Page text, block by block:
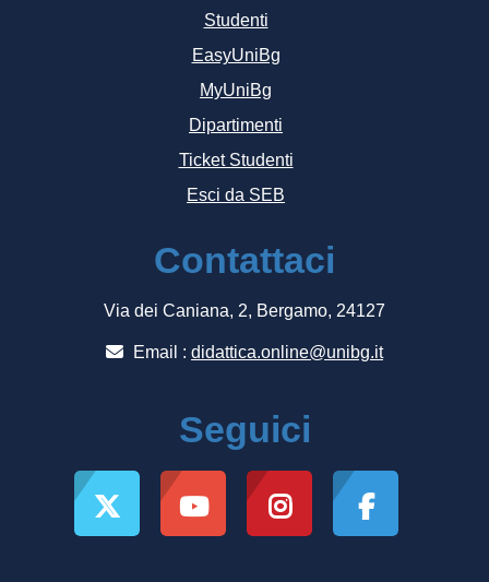
Studenti
EasyUniBg
MyUniBg
Dipartimenti
Ticket Studenti
Esci da SEB
Contattaci
Via dei Caniana, 2, Bergamo, 24127
Email : didattica.online@unibg.it
Seguici